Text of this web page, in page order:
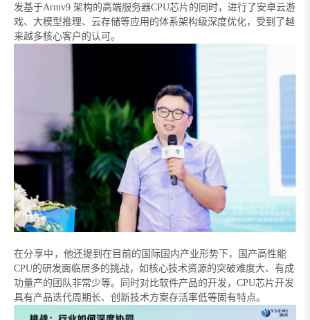
发基于Armv9 架构的高端服务器CPU芯片的同时，进行了安卓云游
戏、大模型推理、云存储等应用的体系架构级深度优化，受到了越
来越多核心客户的认可。
在分享中，他还提到在目前的国际国内产业形势下，国产高性能
CPU的研发面临居多的挑战，如核心技术资源的突破难度大、有成
功量产的团队非常少等。同时对比软件产品的开发，CPU芯片开发
具有产品迭代周期长、创新技术方案存活率低等固有特点。